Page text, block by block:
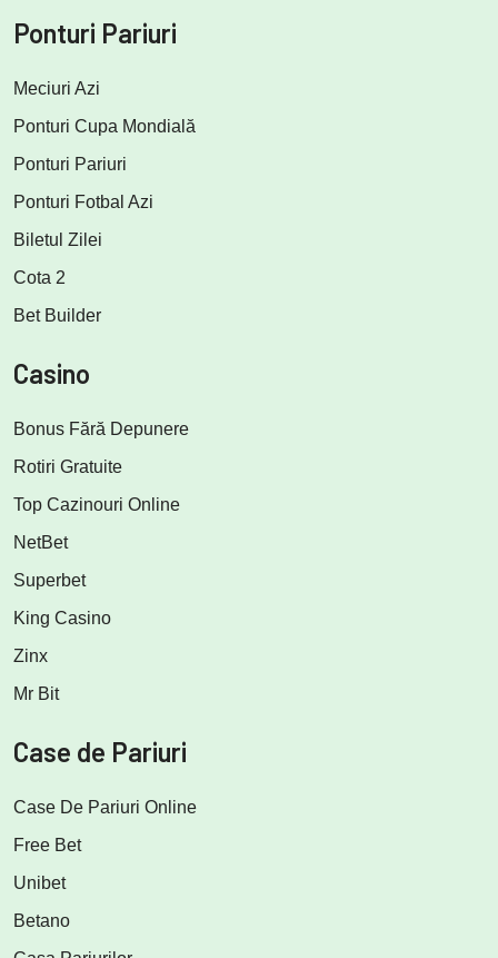
Ponturi Pariuri
Meciuri Azi
Ponturi Cupa Mondială
Ponturi Pariuri
Ponturi Fotbal Azi
Biletul Zilei
Cota 2
Bet Builder
Casino
Bonus Fără Depunere
Rotiri Gratuite
Top Cazinouri Online
NetBet
Superbet
King Casino
Zinx
Mr Bit
Case de Pariuri
Case De Pariuri Online
Free Bet
Unibet
Betano